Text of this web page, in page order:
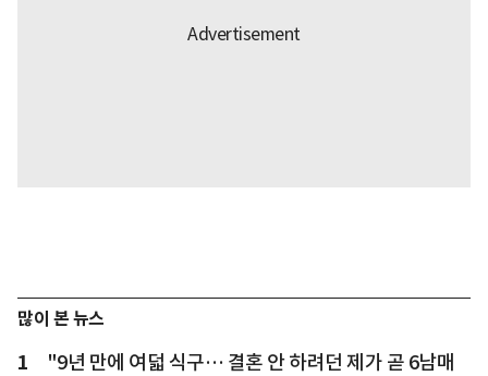
많이 본 뉴스
1
"9년 만에 여덟 식구… 결혼 안 하려던 제가 곧 6남매